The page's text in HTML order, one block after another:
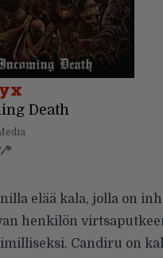
Death
elää kala, jolla on
henkilön
Candiru on